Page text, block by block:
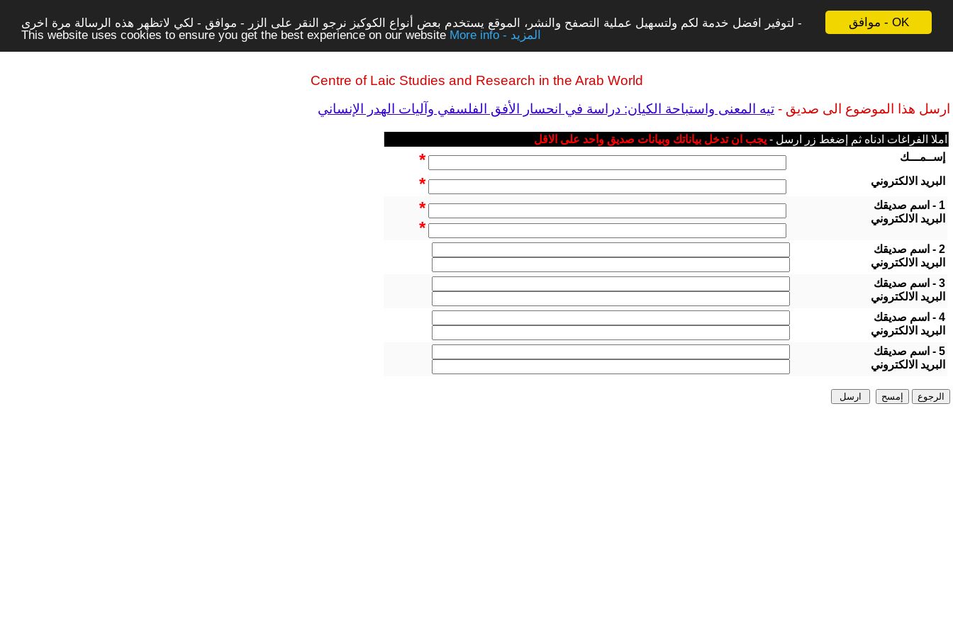
موافق - OK
لتوفير افضل خدمة لكم ولتسهيل عملية التصفح والنشر، الموقع يستخدم بعض أنواع الكوكيز نرجو النقر على الزر - موافق - لكي لاتظهر هذه الرسالة مرة اخرى -
This website uses cookies to ensure you get the best experience on our website
More info - المزيد
Centre of Laic Studies and Research in the Arab World
ارسل هذا الموضوع الى صديق - تيه المعنى واستباحة الكيان: دراسة في انحسار الأفق الفلسفي وآليات الهدر الإنساني
املا الفراغات ادناه ثم إضغط زر ارسل - يجب ان تدخل بياناتك وبيانات صديق واحد على الاقل
* إســمـــك
* البريد الالكتروني
*
*
1 - اسم صديقك
البريد الالكتروني
2 - اسم صديقك
البريد الالكتروني
3 - اسم صديقك
البريد الالكتروني
4 - اسم صديقك
البريد الالكتروني
5 - اسم صديقك
البريد الالكتروني